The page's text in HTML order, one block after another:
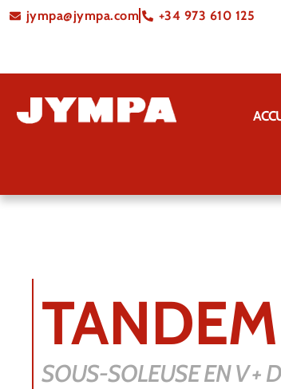
jympa@jympa.com +34 973 610 125
TANDEM
SOUS-SOLEUSE EN V +